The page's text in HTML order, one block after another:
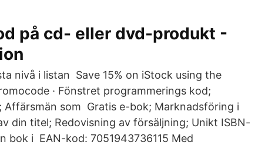
på cd- eller dvd-produkt -
nivå i listan Save 15% on iStock using the
· Fönstret programmerings kod;
som Gratis e-bok; Marknadsföring i
din titel; Redovisning av försäljning; Unikt ISBN-
bok i EAN-kod: 7051943736115 Med